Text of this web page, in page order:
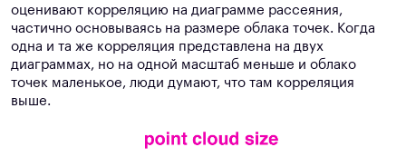
оценивают корреляцию на диаграмме рассеяния,
частично основываясь на размере облака точек. Когда
одна и та же корреляция представлена ​​на двух
диаграммах, но на одной масштаб меньше и облако
точек маленькое, люди думают, что там корреляция
выше.